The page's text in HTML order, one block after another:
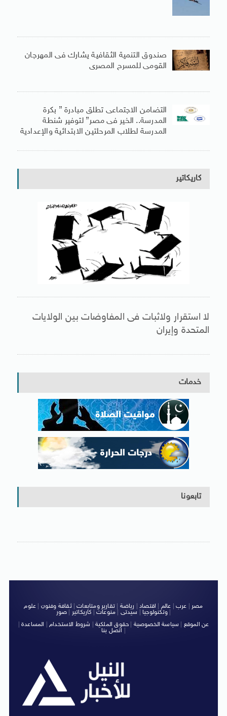
صندوق التنمية الثقافية يشارك فى المهرجان
القومى للمسرح المصرى
التضامن الاجتماعى تطلق مبادرة ” بكرة
المدرسة.. الخير فى مصر” لتوفير شنطة
المدرسة لطلاب المرحلتين الابتدائية والإعدادية
كاريكاتير
لا استقرار ولاثبات فى المفاوضات بين الولايات
المتحدة وإيران
خدمات
تابعونا
مصر عرب عالم اقتصاد رياضة |تقارير ومتابعات|ثقافة وفنون
علوم
وتكنولوجيا| سيدتى منوعات كاريكاتير صور
|
عن الموقع
سياسة الخصوصية حقوق الملكية شروط الاستخدام| المساعدة|
اتصل بنا